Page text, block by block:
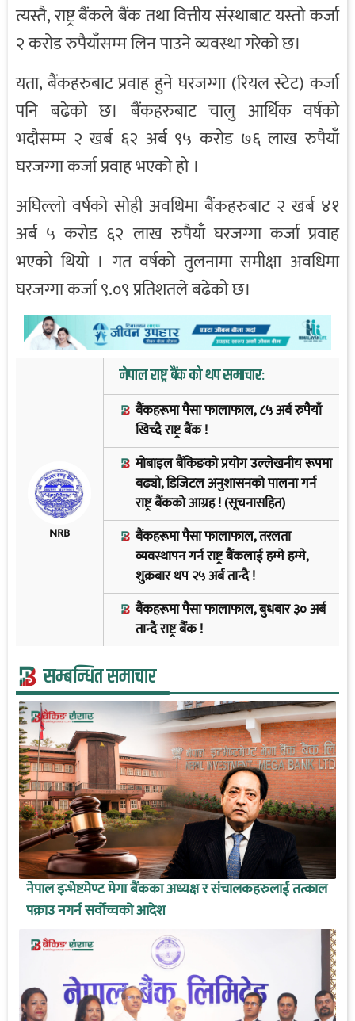
त्यस्तै, राष्ट्र बैंकले बैंक तथा वित्तीय संस्थाबाट यस्तो कर्जा
२ करोड रुपैयाँसम्म लिन पाउने व्यवस्था गरेको छ।
यता, बैंकहरुबाट प्रवाह हुने घरजग्गा (रियल स्टेट) कर्जा
पनि बढेको छ। बैंकहरुबाट चालु आर्थिक वर्षको
भदौसम्म २ खर्ब ६२ अर्ब ९५ करोड ७६ लाख रुपैयाँ
घरजग्गा कर्जा प्रवाह भएको हो ।
अघिल्लो वर्षको सोही अवधिमा बैंकहरुबाट २ खर्ब ४१
अर्ब ५ करोड ६२ लाख रुपैयाँ घरजग्गा कर्जा प्रवाह
भएको थियो । गत वर्षको तुलनामा समीक्षा अवधिमा
घरजग्गा कर्जा ९.०९ प्रतिशतले बढेको छ।
NRB
नेपाल राष्ट्र बैंक को थप समाचार:
बैंकहरूमा पैसा फालाफाल, ८५ अर्ब रुपैयाँ
खिच्दै राष्ट्र बैंक !
मोबाइल बैंकिङको प्रयोग उल्लेखनीय रूपमा
बढ्यो, डिजिटल अनुशासनको पालना गर्न
राष्ट्र बैंकको आग्रह ! (सूचनासहित)
बैंकहरूमा पैसा फालाफाल, तरलता
व्यवस्थापन गर्न राष्ट्र बैंकलाई हम्मे हम्मे,
शुक्रबार थप २५ अर्ब तान्दै !
बैंकहरूमा पैसा फालाफाल, बुधबार ३० अर्ब
तान्दै राष्ट्र बैंक !
सम्बन्धित समाचार
नेपाल इन्भेष्टमेण्ट मेगा बैंकका अध्यक्ष र संचालकहरुलाई तत्काल
पक्राउ नगर्न सर्वोच्चको आदेश